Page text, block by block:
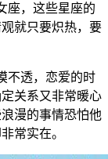
座，这些星座的
就只要炽热，要
不透，恋爱的时
关系又非常暖心
漫的事情恐怕他
常实在。